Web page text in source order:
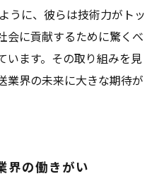
うに、彼らは技術力がトッ
会に貢献するために驚くべ
います。その取り組みを見
業界の未来に大きな期待が
界の働きがい